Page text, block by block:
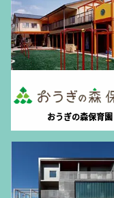
おうぎの森保育園